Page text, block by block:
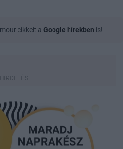
cikkeit a Google hírekben is!